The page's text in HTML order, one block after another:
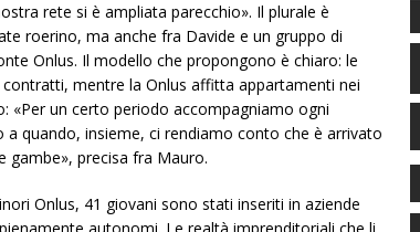
rete si è ampliata parecchio». Il plurale è
roerino, ma anche fra Davide e un gruppo di
Onlus. Il modello che propongono è chiaro: le
mentre la Onlus affitta appartamenti nei
«Per un certo periodo accompagniamo ogni
quando, insieme, ci rendiamo conto che è arrivato
precisa fra Mauro.
Onlus, 41 giovani sono stati inseriti in aziende